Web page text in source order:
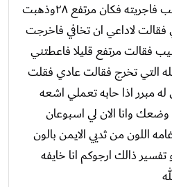
ساجري تحليل هرهون الحليب فاجريته فكان مرتفع ٢٨وذهبت
فقالت لاداعي ان تخافي فاخرجت
فقالت مرتفع قليلا فاعطتني
التي تخرج فقالت عادي فقلت
مبرر اذا حابه تعملي اشعه
وانا الان لي اسبوعان
اللون من ثديي الايمن بالون
تفسير ذالك ارجوكم انا خايفه